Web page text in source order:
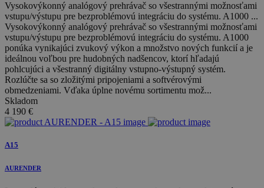
Vysokovýkonný analógový prehrávač so všestrannými možnosťami
vstupu/výstupu pre bezproblémovú integráciu do systému. A1000 ...
Vysokovýkonný analógový prehrávač so všestrannými možnosťami
vstupu/výstupu pre bezproblémovú integráciu do systému. A1000
ponúka vynikajúci zvukový výkon a množstvo nových funkcií a je
ideálnou voľbou pre hudobných nadšencov, ktorí hľadajú
pohlcujúci a všestranný digitálny vstupno-výstupný systém.
Rozlúčte sa so zložitými pripojeniami a softvérovými
obmedzeniami. Vďaka úplne novému sortimentu mož...
Skladom
4 190 €
A15
AURENDER